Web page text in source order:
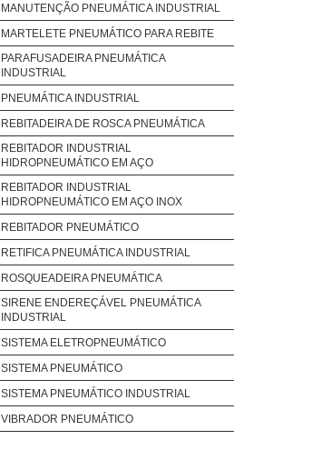
MANUTENÇÃO PNEUMÁTICA INDUSTRIAL
MARTELETE PNEUMÁTICO PARA REBITE
PARAFUSADEIRA PNEUMÁTICA
INDUSTRIAL
PNEUMÁTICA INDUSTRIAL
REBITADEIRA DE ROSCA PNEUMÁTICA
REBITADOR INDUSTRIAL
HIDROPNEUMÁTICO EM AÇO
REBITADOR INDUSTRIAL
HIDROPNEUMÁTICO EM AÇO INOX
REBITADOR PNEUMÁTICO
RETIFICA PNEUMÁTICA INDUSTRIAL
ROSQUEADEIRA PNEUMÁTICA
SIRENE ENDEREÇÁVEL PNEUMÁTICA
INDUSTRIAL
SISTEMA ELETROPNEUMÁTICO
SISTEMA PNEUMÁTICO
SISTEMA PNEUMÁTICO INDUSTRIAL
VIBRADOR PNEUMÁTICO